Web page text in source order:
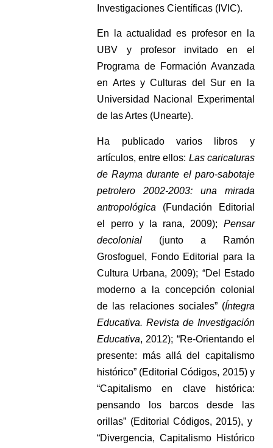
Investigaciones Científicas (IVIC).
En la actualidad es profesor en la
UBV y profesor invitado en el
Programa de Formación Avanzada
en Artes y Culturas del Sur en la
Universidad Nacional Experimental
de las Artes (Unearte).
Ha publicado varios libros y
artículos, entre ellos: Las caricaturas
de Rayma durante el paro-sabotaje
petrolero 2002-2003: una mirada
antropológica (Fundación Editorial
el perro y la rana, 2009); Pensar
decolonial (junto a Ramón
Grosfoguel, Fondo Editorial para la
Cultura Urbana, 2009); “Del Estado
moderno a la concepción colonial
de las relaciones sociales” (Íntegra
Educativa. Revista de Investigación
Educativa, 2012); “Re-Orientando el
presente: más allá del capitalismo
histórico” (Editorial Códigos, 2015) y
“Capitalismo en clave histórica:
pensando los barcos desde las
orillas” (Editorial Códigos, 2015), y
“Divergencia, Capitalismo Histórico